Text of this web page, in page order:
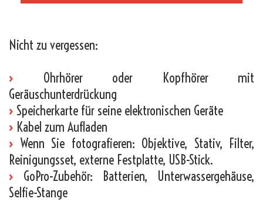
Nicht zu vergessen:
›
Ohrhörer oder Kopfhörer mit
Geräuschunterdrückung
› Speicherkarte für seine elektronischen Geräte
› Kabel zum Aufladen
› Wenn Sie fotografieren: Objektive, Stativ, Filter,
Reinigungsset, externe Festplatte, USB-Stick.
› GoPro-Zubehör: Batterien, Unterwassergehäuse,
Selfie-Stange